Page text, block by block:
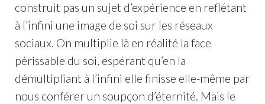
construit pas un sujet d’expérience en reflétant
à l’infini une image de soi sur les réseaux
sociaux. On multiplie là en réalité la face
périssable du soi, espérant qu’en la
démultipliant à l’infini elle finisse elle-même par
nous conférer un soupçon d’éternité. Mais le